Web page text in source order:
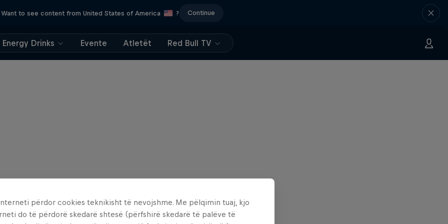
Want to see content from United States of America ? Continue
Energy Drinks Evente Atletët Red Bull TV
përdor cookies teknikisht të nevojshme. Me pëlqimin tuaj, kjo
do të përdorë skedarë shtesë (përfshirë skedarë të palëve të